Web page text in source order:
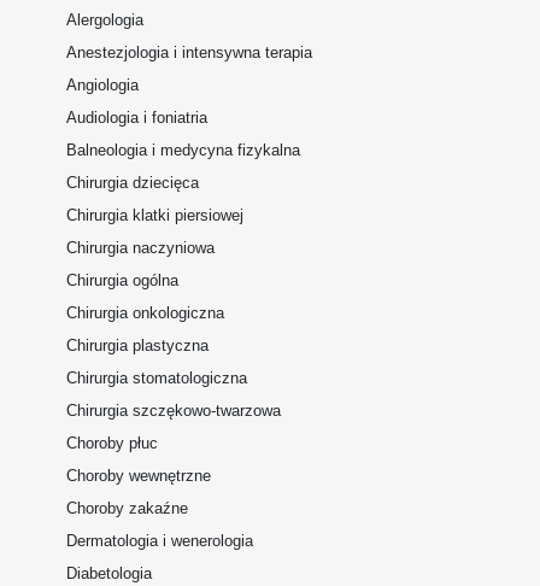
Alergologia
Anestezjologia i intensywna terapia
Angiologia
Audiologia i foniatria
Balneologia i medycyna fizykalna
Chirurgia dziecięca
Chirurgia klatki piersiowej
Chirurgia naczyniowa
Chirurgia ogólna
Chirurgia onkologiczna
Chirurgia plastyczna
Chirurgia stomatologiczna
Chirurgia szczękowo-twarzowa
Choroby płuc
Choroby wewnętrzne
Choroby zakaźne
Dermatologia i wenerologia
Diabetologia